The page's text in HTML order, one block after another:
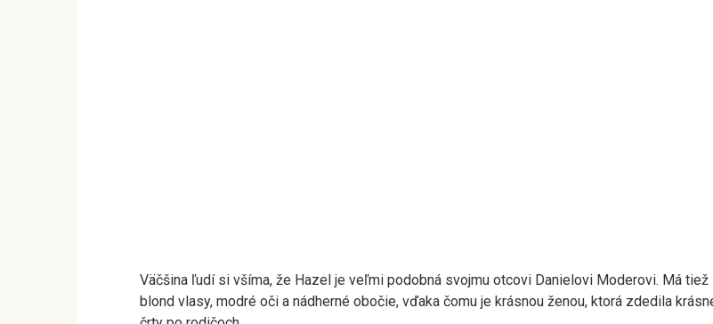
Väčšina ľudí si všíma, že Hazel je veľmi podobná svojmu otcovi Danielovi Moderovi. Má tiež
blond vlasy, modré oči a nádherné obočie, vďaka čomu je krásnou ženou, ktorá zdedila